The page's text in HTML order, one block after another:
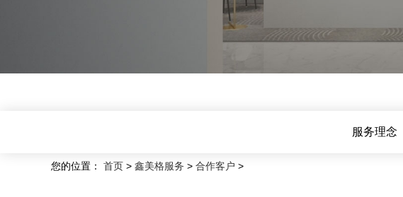
服务理念
您的位置： 首页 > 鑫美格服务 > 合作客户 >